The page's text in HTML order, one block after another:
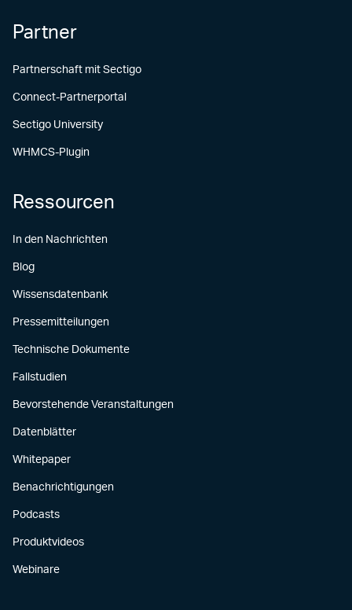
Partner
Partnerschaft mit Sectigo
Connect-Partnerportal
Sectigo University
WHMCS-Plugin
Ressourcen
In den Nachrichten
Blog
Wissensdatenbank
Pressemitteilungen
Technische Dokumente
Fallstudien
Bevorstehende Veranstaltungen
Datenblätter
Whitepaper
Benachrichtigungen
Podcasts
Produktvideos
Webinare